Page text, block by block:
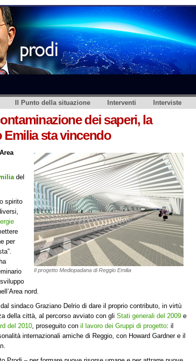
Il Punto della situazione Interventi Interviste
dei saperi, la
sta vincendo
Il progetto Mediopadana di Reggio Emilia
del
spirito
per
nord.
sindaco Graziano Delrio di dare il proprio contributo, in virtù
della città, al percorso avviato con gli Stati generali del 2009 e
del 2010, proseguito con il lavoro dei Gruppi di progetto: il
internazionali amiche di Reggio, con Howard Gardner e il